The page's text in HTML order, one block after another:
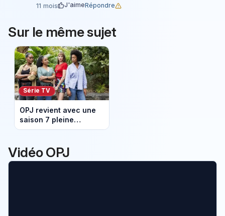
11 mois J'aimeRépondre
Sur le même sujet
Série TV
OPJ revient avec une
saison 7 pleine
d’affaires troublantes
Vidéo OPJ